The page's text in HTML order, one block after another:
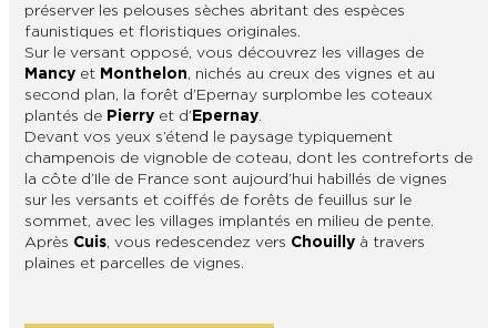
préserver les pelouses sèches abritant des espèces
faunistiques et floristiques originales.
Sur le versant opposé, vous découvrez les villages de
Mancy et Monthelon, nichés au creux des vignes et au
second plan, la forêt d’Epernay surplombe les coteaux
plantés de Pierry et d’Epernay.
Devant vos yeux s’étend le paysage typiquement
champenois de vignoble de coteau, dont les contreforts de
la côte d’Ile de France sont aujourd’hui habillés de vignes
sur les versants et coiffés de forêts de feuillus sur le
sommet, avec les villages implantés en milieu de pente.
Après Cuis, vous redescendez vers Chouilly à travers
plaines et parcelles de vignes.